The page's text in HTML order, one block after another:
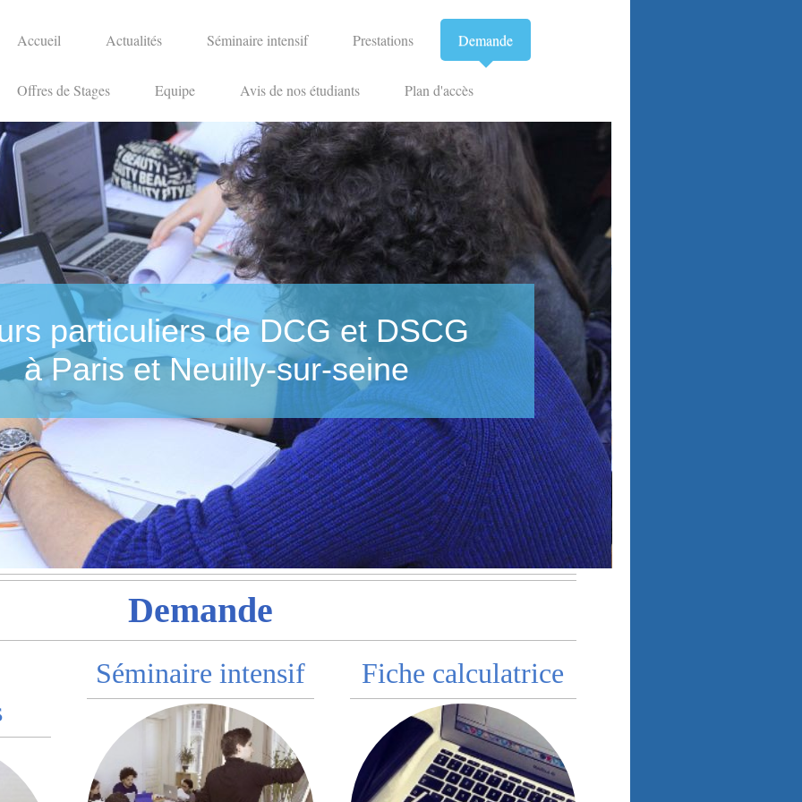
Accueil Actualités Séminaire intensif Prestations Demande
Offres de Stages Equipe Avis de nos étudiants Plan d'accès
particuliers de DCG et DSCG
à Paris et Neuilly-sur-seine
Demande
Séminaire intensif Fiche calculatrice